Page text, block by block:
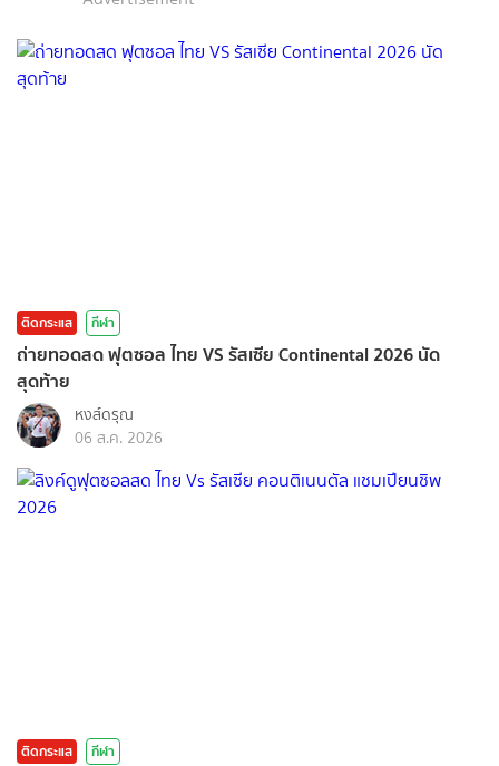
ติดกระแส กีฬา
ถ่ายทอดสด ฟุตซอล ไทย VS รัสเซีย Continental 2026 นัด
สุดท้าย
หงส์ดรุณ
06 ส.ค. 2026
ติดกระแส กีฬา